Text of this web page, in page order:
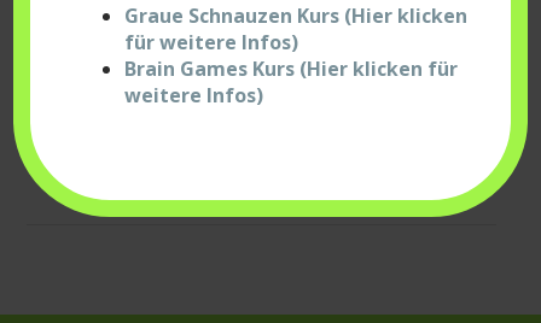
Graue Schnauzen Kurs (Hier klicken
für weitere Infos)
Brain Games Kurs (Hier klicken für
weitere Infos)